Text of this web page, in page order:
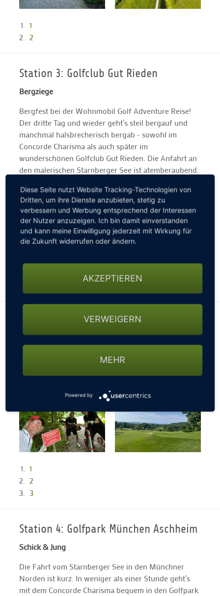
1
2
Station 3: Golfclub Gut Rieden
Bergziege
Bergfest bei der Wohnmobil Golf Adventure Reise!
Der dritte Tag und wieder geht’s steil bergauf und
manchmal halsbrecherisch bergab - sowohl im
Concorde Charisma als auch später im
wunderschönen Golfclub Gut Rieden. Die Anfahrt an
den malerischen Starnberger See ist atemberaubend.
mit einem grandiosen Alpenpanorama verwöhnt. Ein
kleiner Tipp nach drei Tagen Wohnmobil Golf
Adventure gefällig? Bitte immer vor der Anreise bei
den jeweiligen Golfclubs anrufen und nach
gesperrten Straßen, nicht passierbaren Wegen oder
könnte es mit der gebuchten Startzeit schon mal
1
2
3
Station 4: Golfpark München Aschheim
Schick & Jung
Die Fahrt vom Starnberger See in den Münchner
Norden ist kurz. In weniger als einer Stunde geht’s
mit dem Concorde Charisma bequem in den Golfpark
Diese Seite nutzt Website Tracking-Technologien von
Dritten, um ihre Dienste anzubieten, stetig zu
verbessern und Werbung entsprechend der Interessen
der Nutzer anzuzeigen. Ich bin damit einverstanden
und kann meine Einwilligung jederzeit mit Wirkung für
die Zukunft widerrufen oder ändern.
AKZEPTIEREN
VERWEIGERN
MEHR
Powered by